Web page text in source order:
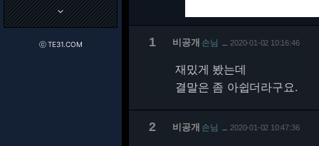
keyboard_arrow_down
ⓒ TE31.COM 1 비공개 손님 2020-01-02 10:16:46
재밌게 봤는데
결말은 좀 아쉽더라구요.
2 비공개 손님 2020-01-02 10:47:36